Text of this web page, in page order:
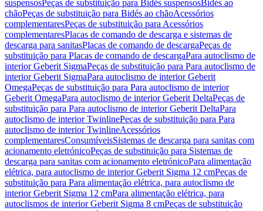
suspensosPeças de substituição para Bidés suspensosBidés ao
chãoPeças de substituição para Bidés ao chãoAcessórios
complementaresPeças de substituição para Acessórios
complementaresPlacas de comando de descarga e sistemas de
descarga para sanitasPlacas de comando de descargaPeças de
substituição para Placas de comando de descargaPara autoclismo de
interior Geberit SigmaPeças de substituição para Para autoclismo de
interior Geberit SigmaPara autoclismo de interior Geberit
OmegaPeças de substituição para Para autoclismo de interior
Geberit OmegaPara autoclismo de interior Geberit DeltaPeças de
substituição para Para autoclismo de interior Geberit DeltaPara
autoclismo de interior TwinlinePeças de substituição para Para
autoclismo de interior TwinlineAcessórios
complementaresConsumíveisSistemas de descarga para sanitas com
acionamento eletrónicoPeças de substituição para Sistemas de
descarga para sanitas com acionamento eletrónicoPara alimentação
elétrica, para autoclismo de interior Geberit Sigma 12 cmPeças de
substituição para Para alimentação elétrica, para autoclismo de
interior Geberit Sigma 12 cmPara alimentação elétrica, para
autoclismos de interior Geberit Sigma 8 cmPeças de substituição